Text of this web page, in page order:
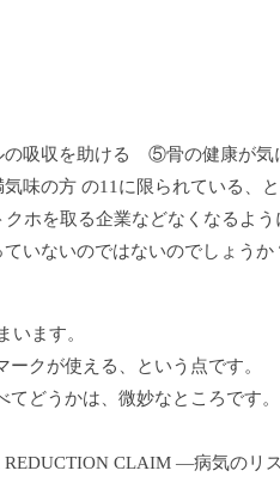
収を助ける ⑤骨の健康が
方 の11に限られている、と
ホを取る企業などなくなるよ
いないのではないのでしょうか
います。
クが使える、という点です。
どうかは、微妙なところです。
CLAIM ―病気の